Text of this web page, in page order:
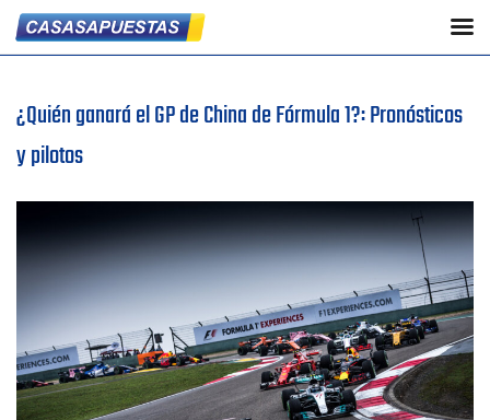
¿Quién ganará el GP de China de Fórmula 1?: Pronósticos
y pilotos